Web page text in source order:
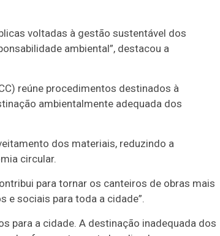
voltadas à gestão sustentável dos
ambiental”, destacou a
reúne procedimentos destinados à
ambientalmente adequada dos
dos materiais, reduzindo a
circular.
para tornar os canteiros de obras mais
e sociais para toda a cidade”.
para a cidade. A destinação inadequada dos